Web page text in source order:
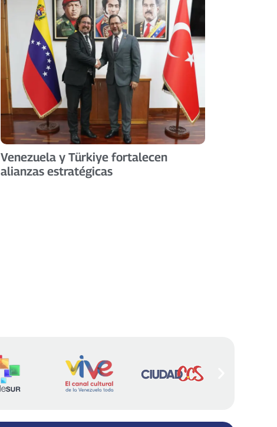
Venezuela y Türkiye fortalecen
alianzas estratégicas